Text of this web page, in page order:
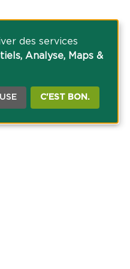
des services
Analyse, Maps &
C'EST BON.